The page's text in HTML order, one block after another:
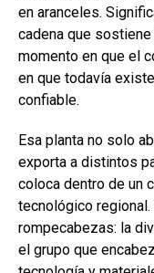
en aranceles.
cadena que
momento en que el
en que todavía
confiable.
Esa planta no solo
exporta a distintos
coloca dentro de un
tecnológico
rompecabezas: la
el grupo que